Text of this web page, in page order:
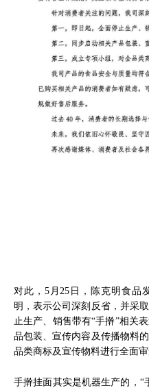
对此，5月25日，陈克明食品
明，表示公司深刻反省，并采
止生产、销售带有“手擀”相关
品包装、宣传内容及传播物料
品类商标及宣传物料进行全面审
手擀挂面其实是机器生产的，“